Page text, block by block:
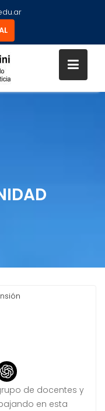
de docentes y
en esta